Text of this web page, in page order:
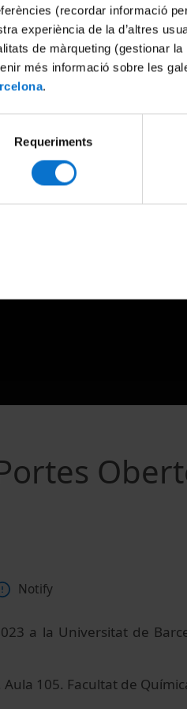
(recordar informació
experiència de la d’altres
de màrqueting (gestionar
més informació sobre les
.
Requeriments
Notify
a la Universitat de
105. Facultat de